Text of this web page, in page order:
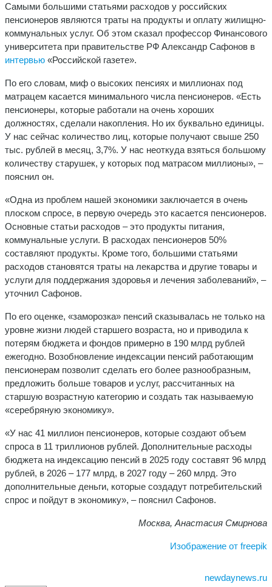
Самыми большими статьями расходов у российских
пенсионеров являются траты на продукты и оплату жилищно-
коммунальных услуг. Об этом сказал профессор Финансового
университета при правительстве РФ Александр Сафонов в
интервью «Российской газете».
По его словам, миф о высоких пенсиях и миллионах под
матрацем касается минимального числа пенсионеров. «Есть
пенсионеры, которые работали на очень хороших
должностях, сделали накопления. Но их буквально единицы.
У нас сейчас количество лиц, которые получают свыше 250
тыс. рублей в месяц, 3,7%. У нас неоткуда взяться большому
количеству старушек, у которых под матрасом миллионы», –
пояснил он.
«Одна из проблем нашей экономики заключается в очень
плоском спросе, в первую очередь это касается пенсионеров.
Основные статьи расходов – это продукты питания,
коммунальные услуги. В расходах пенсионеров 50%
составляют продукты. Кроме того, большими статьями
расходов становятся траты на лекарства и другие товары и
услуги для поддержания здоровья и лечения заболеваний», –
уточнил Сафонов.
По его оценке, «заморозка» пенсий сказывалась не только на
уровне жизни людей старшего возраста, но и приводила к
потерям бюджета и фондов примерно в 190 млрд рублей
ежегодно. Возобновление индексации пенсий работающим
пенсионерам позволит сделать его более разнообразным,
предложить больше товаров и услуг, рассчитанных на
старшую возрастную категорию и создать так называемую
«серебряную экономику».
«У нас 41 миллион пенсионеров, которые создают объем
спроса в 11 триллионов рублей. Дополнительные расходы
бюджета на индексацию пенсий в 2025 году составят 96 млрд
рублей, в 2026 – 177 млрд, в 2027 году – 260 млрд. Это
дополнительные деньги, которые создадут потребительский
спрос и пойдут в экономику», – пояснил Сафонов.
Москва, Анастасия Смирнова
Изображение от freepik
newdaynews.ru